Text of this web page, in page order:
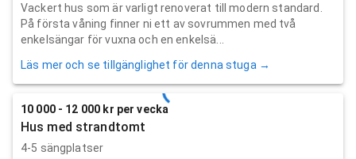
Vackert hus som är varligt renoverat till modern standard.
På första våning finner ni ett av sovrummen med två
enkelsängar för vuxna och en enkelsä...
Läs mer och se tillgänglighet för denna stuga →
10 000 - 12 000 kr per vecka
Hus med strandtomt
4-5 sängplatser